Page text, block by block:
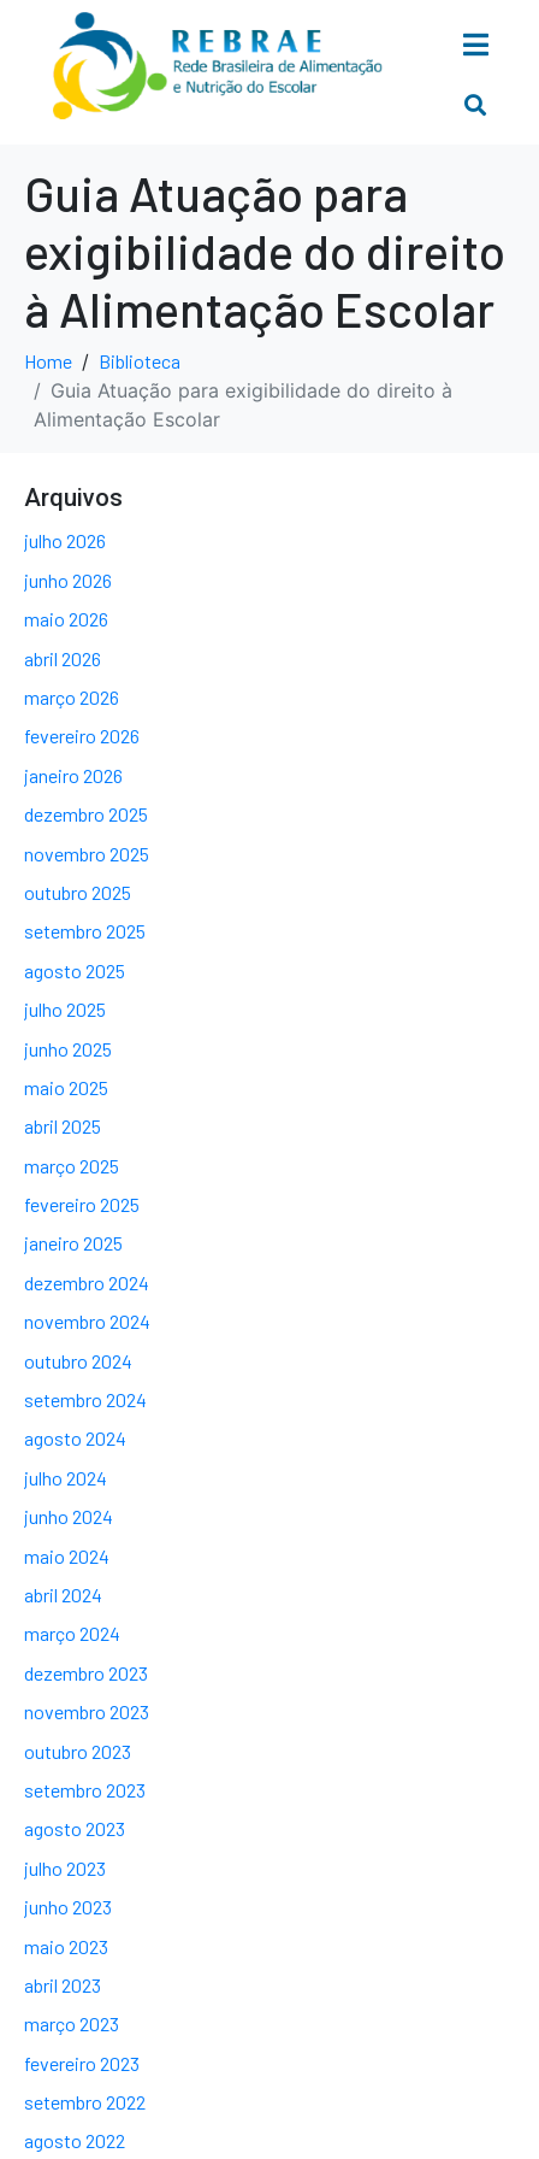
Guia Atuação para
exigibilidade do direito
à Alimentação Escolar
Home Biblioteca
Guia Atuação para exigibilidade do direito à
Alimentação Escolar
Arquivos
julho 2026
junho 2026
maio 2026
abril 2026
março 2026
fevereiro 2026
janeiro 2026
dezembro 2025
novembro 2025
outubro 2025
setembro 2025
agosto 2025
julho 2025
junho 2025
maio 2025
abril 2025
março 2025
fevereiro 2025
janeiro 2025
dezembro 2024
novembro 2024
outubro 2024
setembro 2024
agosto 2024
julho 2024
junho 2024
maio 2024
abril 2024
março 2024
dezembro 2023
novembro 2023
outubro 2023
setembro 2023
agosto 2023
julho 2023
junho 2023
maio 2023
abril 2023
março 2023
fevereiro 2023
setembro 2022
agosto 2022